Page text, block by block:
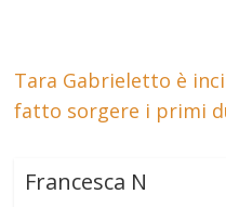
Tara Gabrieletto è
fatto sorgere i primi
Francesca N